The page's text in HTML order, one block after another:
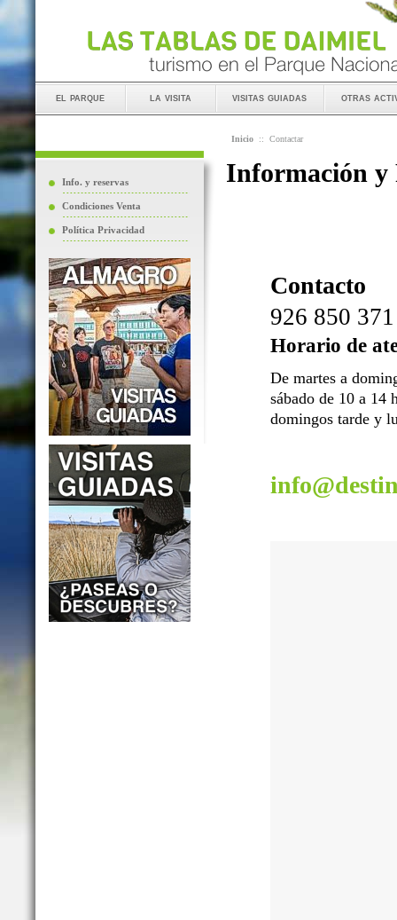
el parque la visita visitas guiadas otras
Info. y reservas
Condiciones Venta
Política Privacidad
Inicio :: Contactar
Información y
Contacto
926 850 371
Horario de
De martes a
sábado de 10 a 14
domingos tarde y